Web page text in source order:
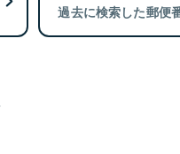
過去に検索した郵便